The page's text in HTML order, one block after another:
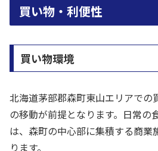
買い物・利便性
買い物環境
北海道茅部郡森町東山エリアでの
の移動が前提となります。日常の
は、森町の中心部に集積する商業
ります。